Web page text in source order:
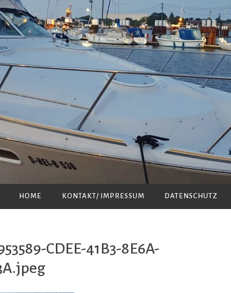
HOME KONTAKT/ IMPRESSUM DATENSCHUTZ
CDEE-41B3-8E6A-